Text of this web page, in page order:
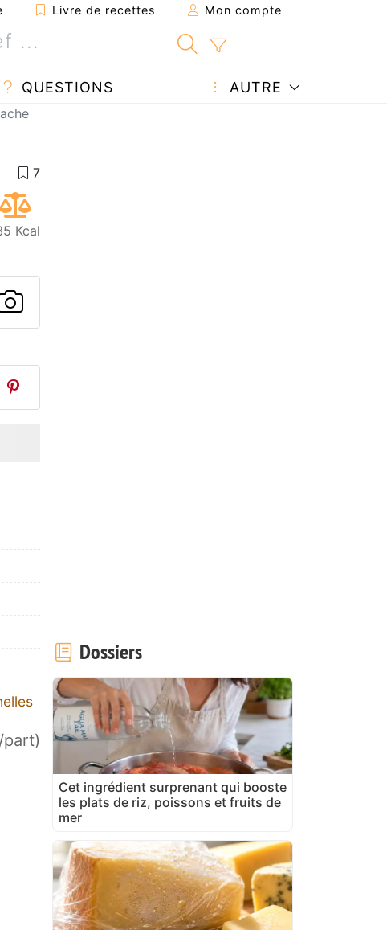
Livre de recettes Mon compte
QUESTIONS AUTRE
Kcal
à un ami
cette page
une question à l'auteur
Publier votre photo de cette
part)
Dossiers
Cet ingrédient surprenant qui booste
les plats de riz, poissons et fruits de
mer